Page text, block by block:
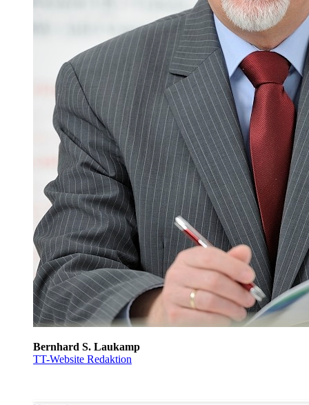
Bernhard S. Laukamp
TT-Website Redaktion